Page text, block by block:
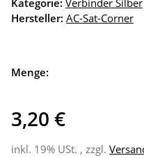
Kategorie: Verbinder Silber
Hersteller: AC-Sat-Corner
Menge:
3,20 €
inkl. 19% USt. , zzgl.